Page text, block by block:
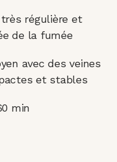
régulière et
de la fumée
avec des veines
et stables
min